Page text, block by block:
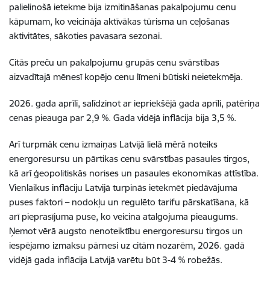
palielinošā ietekme bija izmitināšanas pakalpojumu cenu
kāpumam, ko veicināja aktīvākas tūrisma un ceļošanas
aktivitātes, sākoties pavasara sezonai.
Citās preču un pakalpojumu grupās cenu svārstības
aizvadītajā mēnesī kopējo cenu līmeni būtiski neietekmēja.
2026. gada aprīlī, salīdzinot ar iepriekšējā gada aprīli, patēriņa
cenas pieauga par 2,9 %. Gada vidējā inflācija bija 3,5 %.
Arī turpmāk cenu izmaiņas Latvijā lielā mērā noteiks
energoresursu un pārtikas cenu svārstības pasaules tirgos,
kā arī ģeopolitiskās norises un pasaules ekonomikas attīstība.
Vienlaikus inflāciju Latvijā turpinās ietekmēt piedāvājuma
puses faktori – nodokļu un regulēto tarifu pārskatīšana, kā
arī pieprasījuma puse, ko veicina atalgojuma pieaugums.
Ņemot vērā augsto nenoteiktību energoresursu tirgos un
iespējamo izmaksu pārnesi uz citām nozarēm, 2026. gadā
vidējā gada inflācija Latvijā varētu būt 3-4 % robežās.